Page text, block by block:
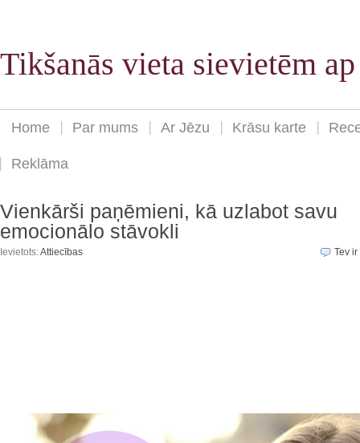
Tikšanās vieta sievietēm
Home Par mums Ar Jēzu Krāsu karte
Reklāma
Vienkārši paņēmieni, kā uzlabot savu
emocionālo stāvokli
Ievietots:Attiecības Tev ir